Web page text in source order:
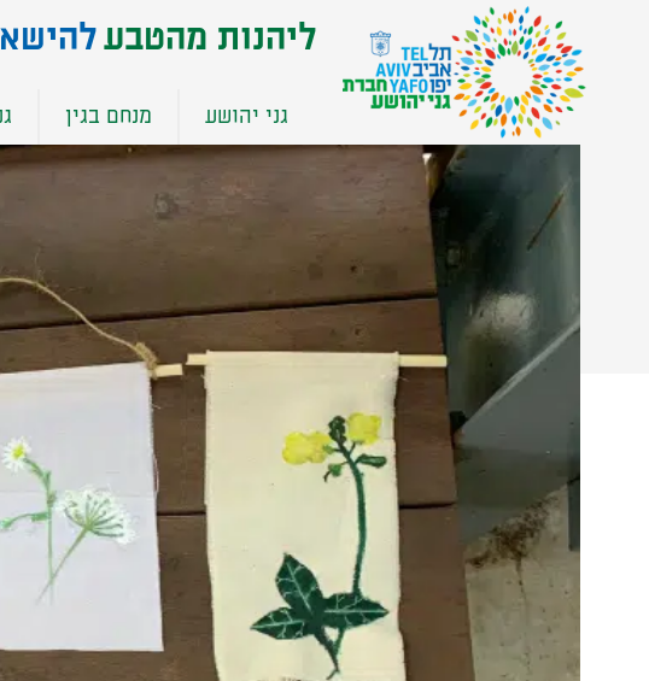
הַמִּשְׁתַּמְּשִׁים
ליהנות מהטבע
גני יהושע מנחם בגין